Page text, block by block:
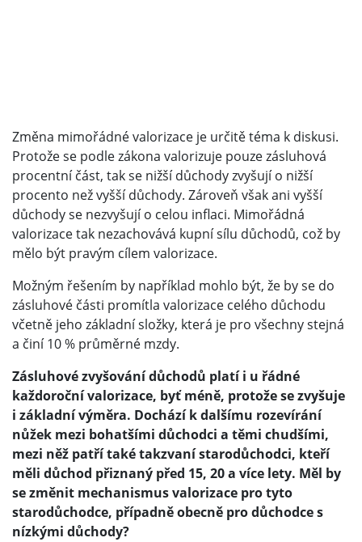
Změna mimořádné valorizace je určitě téma k diskusi.
Protože se podle zákona valorizuje pouze zásluhová
procentní část, tak se nižší důchody zvyšují o nižší
procento než vyšší důchody. Zároveň však ani vyšší
důchody se nezvyšují o celou inflaci. Mimořádná
valorizace tak nezachovává kupní sílu důchodů, což by
mělo být pravým cílem valorizace.
Možným řešením by například mohlo být, že by se do
zásluhové části promítla valorizace celého důchodu
včetně jeho základní složky, která je pro všechny stejná
a činí 10 % průměrné mzdy.
Zásluhové zvyšování důchodů platí i u řádné
každoroční valorizace, byť méně, protože se zvyšuje
i základní výměra. Dochází k dalšímu rozevírání
nůžek mezi bohatšími důchodci a těmi chudšími,
mezi něž patří také takzvaní starodůchodci, kteří
měli důchod přiznaný před 15, 20 a více lety. Měl by
se změnit mechanismus valorizace pro tyto
starodůchodce, případně obecně pro důchodce s
nízkými důchody?